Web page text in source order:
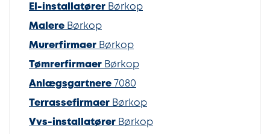
El-installatører Børkop
Malere Børkop
Murerfirmaer Børkop
Tømrerfirmaer Børkop
Anlægsgartnere 7080
Terrassefirmaer Børkop
Vvs-installatører Børkop